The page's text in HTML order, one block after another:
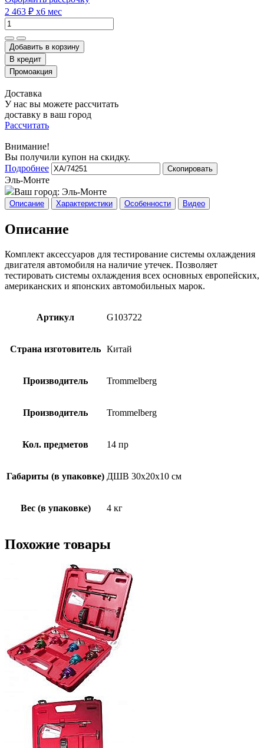
2 463 ₽ x6 мес
Добавить в корзину
Доставка
У нас вы можете рассчитать
доставку в ваш город
Рассчитать
Внимание!
Вы получили купон на скидку.
Подробнее
Скопировать
Эль-Монте
Ваш город: Эль-Монте
Описание Характеристики Особенности Видео
Описание
Комплект аксессуаров для тестирование системы охлаждения
двигателя автомобиля на наличие утечек. Позволяет
тестировать системы охлаждения всех основных европейских,
американских и японских автомобильных марок.
Артикул G103722
Страна изготовитель Китай
Производитель Trommelberg
Производитель Trommelberg
Кол. предметов 14 пр
Габариты (в упаковке) ДШВ 30х20х10 см
Вес (в упаковке) 4 кг
Похожие товары